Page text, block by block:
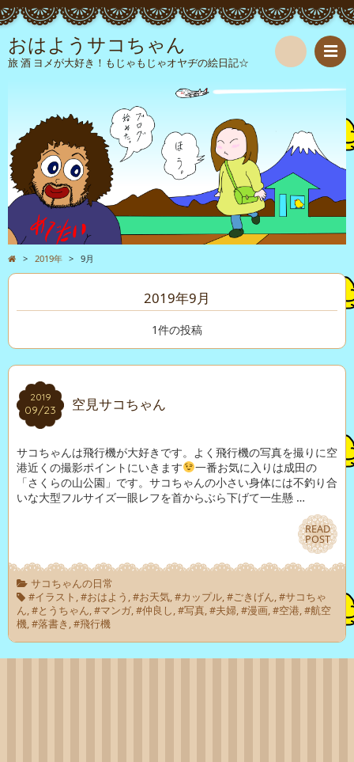
おはようサコちゃん
旅 酒 ヨメが大好き！もじゃもじゃオヤヂの絵日記☆
> 2019年 > 9月
2019年9月
1件の投稿
2019
09/23
2019
09/23 空見サコちゃん
サコちゃんは飛行機が大好きです。よく飛行機の写真を撮りに空
港近くの撮影ポイントにいきます
一番お気に入りは成田の
「さくらの山公園」です。サコちゃんの小さい身体には不釣り合
いな大型フルサイズ一眼レフを首からぶら下げて一生懸 …
READ
POST
READ
POST
サコちゃんの日常
#イラスト ,#おはよう ,#お天気,#カップル,#ごきげん,#サコちゃ
ん,#とうちゃん,#マンガ,#仲良し,#写真,#夫婦,#漫画,#空港,#航空
機,#落書き ,#飛行機